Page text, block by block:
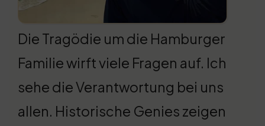
Die Tragödie um die Hamburger
Familie wirft viele Fragen auf. Ich
sehe die Verantwortung bei uns
allen. Historische Genies zeigen